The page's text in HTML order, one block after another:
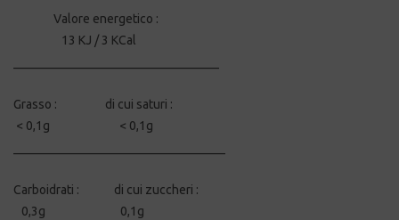
Valore energetico :
13 KJ / 3 KCal
Grasso : di cui saturi :
< 0,1g < 0,1g
Carboidrati : di cui zuccheri :
0,3g 0,1g